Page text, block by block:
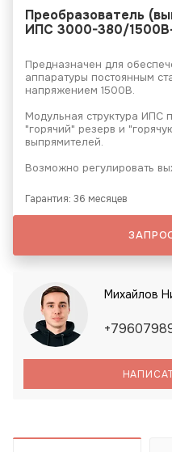
Преобразователь
ИПС 3000-380/
Предназначен для
аппаратуры постоянным
напряжением 1500В.
Модульная структура ИПС
"горячий" резерв и
выпрямителей.
Возможно регулировать
Гарантия: 36 месяцев
Михайлов